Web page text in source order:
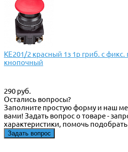
КЕ201/2 красный 1з 1р гриб. с
кнопочный
290 руб.
Остались вопросы?
Заполните простую форму и наш
вами! Задать вопрос о товаре -
характеристики, помочь
Задать вопрос